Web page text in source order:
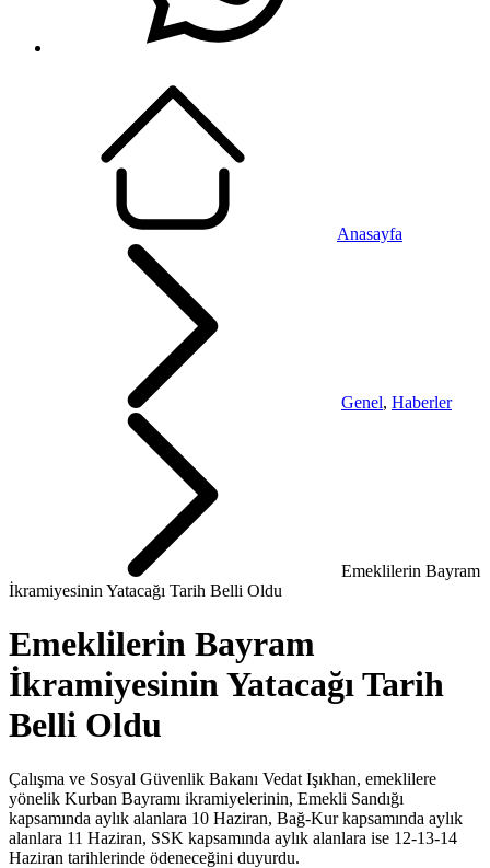
Anasayfa
Genel, Haberler
Emeklilerin Bayram
İkramiyesinin Yatacağı Tarih Belli Oldu
Emeklilerin Bayram
İkramiyesinin Yatacağı Tarih
Belli Oldu
Çalışma ve Sosyal Güvenlik Bakanı Vedat Işıkhan, emeklilere
yönelik Kurban Bayramı ikramiyelerinin, Emekli Sandığı
kapsamında aylık alanlara 10 Haziran, Bağ-Kur kapsamında aylık
alanlara 11 Haziran, SSK kapsamında aylık alanlara ise 12-13-14
Haziran tarihlerinde ödeneceğini duyurdu.